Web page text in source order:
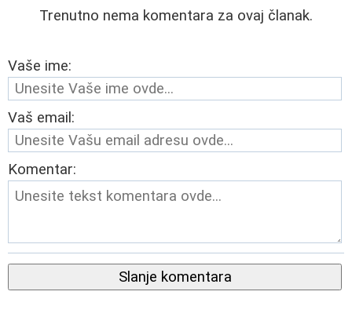
Trenutno nema komentara za ovaj članak.
Vaše ime:
Vaš email:
Komentar:
Slanje komentara